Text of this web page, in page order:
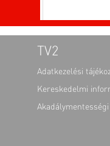
TV2
Adatkezelési
Kereskedelmi